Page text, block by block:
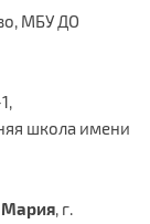
МБУ ДО
школа имени
Мария, г.